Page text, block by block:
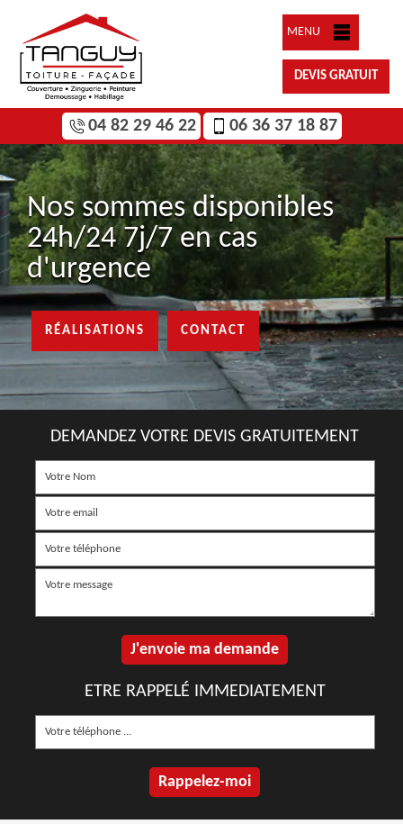
MENU
DEVIS GRATUIT
04 82 29 46 22 06 36 37 18 87
Nos sommes disponibles
24h/24 7j/7 en cas
d'urgence
RÉALISATIONS CONTACT
DEMANDEZ VOTRE DEVIS GRATUITEMENT
ETRE RAPPELÉ IMMEDIATEMENT